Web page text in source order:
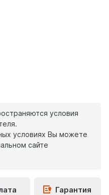
условия
условиях Вы можете
сайте
Гарантия